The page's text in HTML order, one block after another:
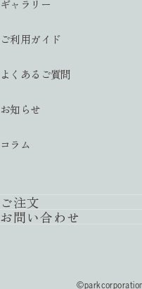
ギャラリー
ご利用ガイド
よくあるご質問
お知らせ
コラム
ご注文
お問い合わせ
©parkcorporation